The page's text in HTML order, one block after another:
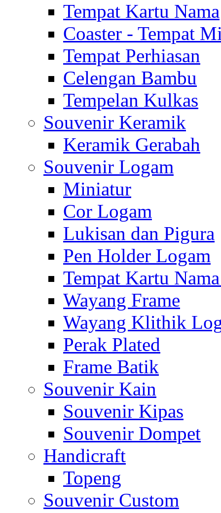
Tempat Kartu Nama
Coaster - Tempat
Tempat Perhiasan
Celengan Bambu
Tempelan Kulkas
Souvenir Keramik
Keramik Gerabah
Souvenir Logam
Miniatur
Cor Logam
Lukisan dan Pigura
Pen Holder Logam
Tempat Kartu
Wayang Frame
Wayang Klithik
Perak Plated
Frame Batik
Souvenir Kain
Souvenir Kipas
Souvenir Dompet
Handicraft
Topeng
Souvenir Custom